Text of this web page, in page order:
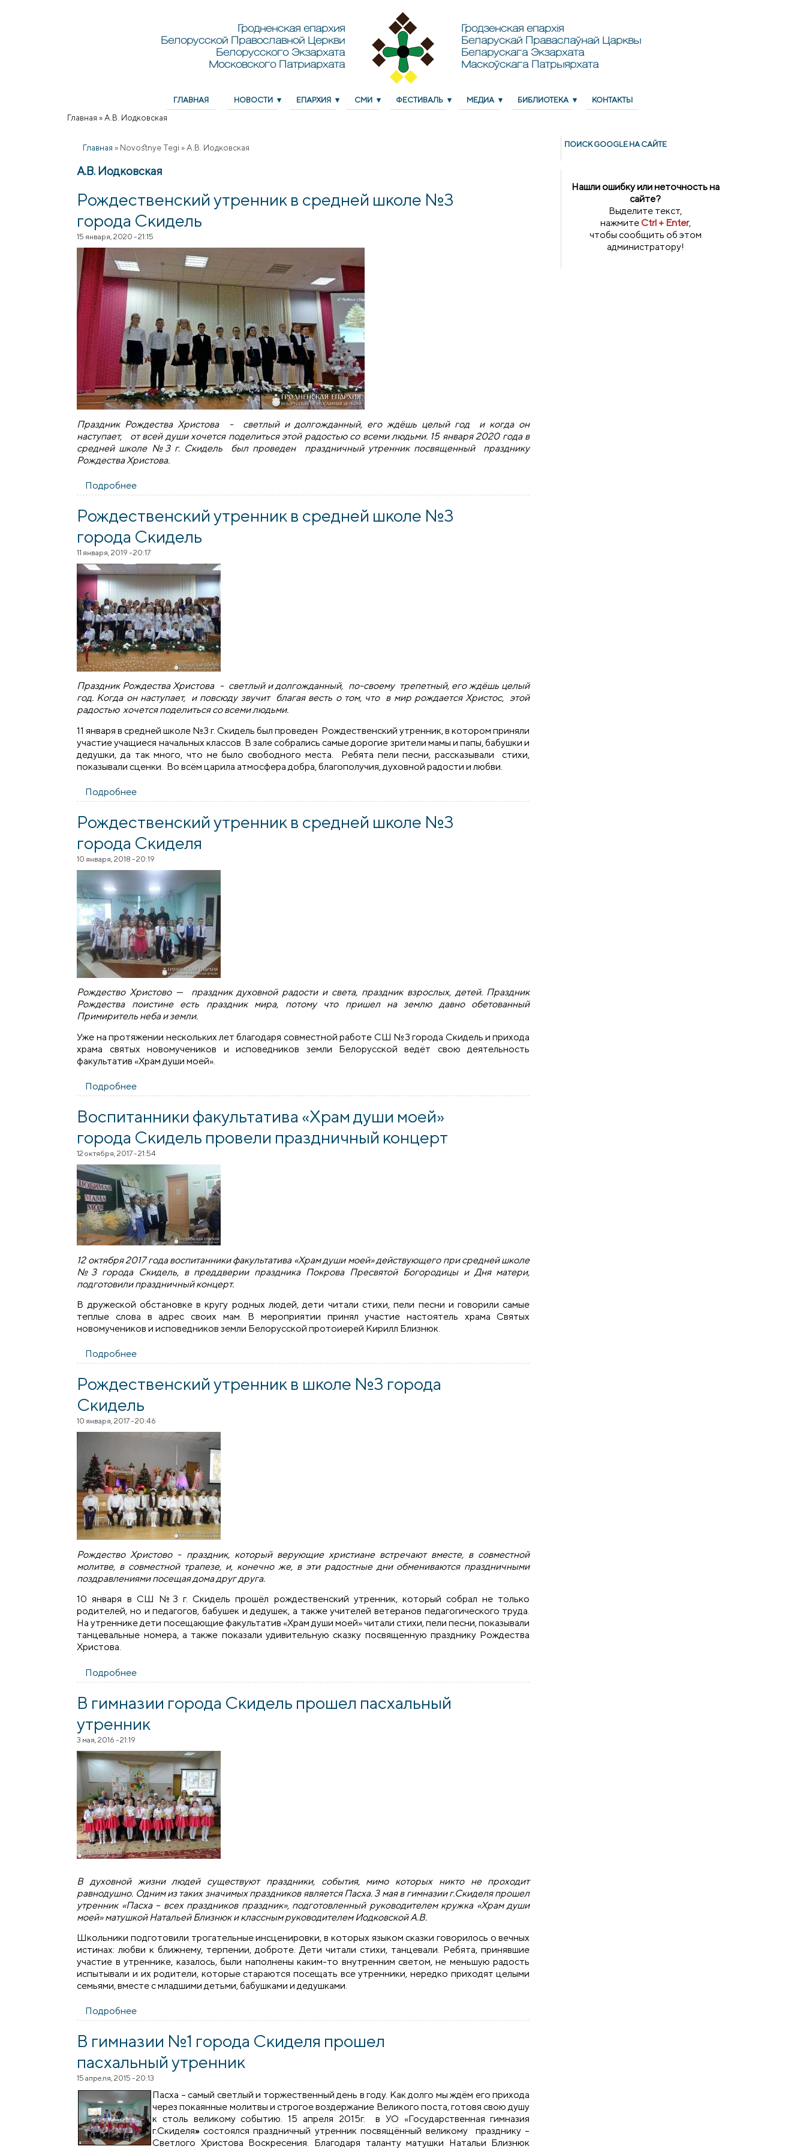
Гродненская епархия
Белорусской Православной Церкви
Белорусского Экзархата
Московского Патриархата
Гродзенская епархія
Беларускай Праваслаўнай Царквы
Беларускага Экзархата
Маскоўскага Патрыярхата
ГЛАВНАЯ НОВОСТИ ЕПАРХИЯ СМИ ФЕСТИВАЛЬ МЕДИА БИБЛИОТЕКА КОНТАКТЫ
Главная » А.В. Иодковская
Главная » Novostnye Tegi » А.В. Иодковская
А.В. Иодковская
Рождественский утренник в средней школе №3
города Скидель
15 января, 2020 - 21:15
Праздник Рождества Христова - светлый и долгожданный, его ждёшь целый год и когда он
наступает, от всей души хочется поделиться этой радостью со всеми людьми. 15 января 2020 года в
средней школе №3 г. Скидель был проведен праздничный утренник посвященный празднику
Рождества Христова.
Подробнее
Рождественский утренник в средней школе №3
города Скидель
11 января, 2019 - 20:17
Праздник Рождества Христова - светлый и долгожданный, по-своему трепетный, его ждёшь целый
год. Когда он наступает, и повсюду звучит благая весть о том, что в мир рождается Христос, этой
радостью хочется поделиться со всеми людьми.
11 января в средней школе №3 г. Скидель был проведен Рождественский утренник, в котором приняли
участие учащиеся начальных классов. В зале собрались самые дорогие зрители мамы и папы, бабушки и
дедушки, да так много, что не было свободного места. Ребята пели песни, рассказывали стихи,
показывали сценки. Во всём царила атмосфера добра, благополучия, духовной радости и любви.
Подробнее
Рождественский утренник в средней школе №3
города Скиделя
10 января, 2018 - 20:19
Рождество Христово — праздник духовной радости и света, праздник взрослых, детей. Праздник
Рождества поистине есть праздник мира, потому что пришел на землю давно обетованный
Примиритель неба и земли.
Уже на протяжении нескольких лет благодаря совместной работе СШ №3 города Скидель и прихода
храма святых новомучеников и исповедников земли Белорусской ведёт свою деятельность
факультатив «Храм души моей».
Подробнее
Воспитанники факультатива «Храм души моей»
города Скидель провели праздничный концерт
12 октября, 2017 - 21:54
12 октября 2017 года воспитанники факультатива «Храм души моей» действующего при средней школе
№3 города Скидель, в преддверии праздника Покрова Пресвятой Богородицы и Дня матери,
подготовили праздничный концерт.
В дружеской обстановке в кругу родных людей, дети читали стихи, пели песни и говорили самые
теплые слова в адрес своих мам. В мероприятии принял участие настоятель храма Святых
новомучеников и исповедников земли Белорусской протоиерей Кирилл Близнюк.
Подробнее
Рождественский утренник в школе №3 города
Скидель
10 января, 2017 - 20:46
Рождество Христово - праздник, который верующие христиане встречают вместе, в совместной
молитве, в совместной трапезе, и, конечно же, в эти радостные дни обмениваются праздничными
поздравлениями посещая дома друг друга.
10 января в СШ №3 г. Скидель прошёл рождественский утренник, который собрал не только
родителей, но и педагогов, бабушек и дедушек, а также учителей ветеранов педагогического труда.
На утреннике дети посещающие факультатив «Храм души моей» читали стихи, пели песни, показывали
танцевальные номера, а также показали удивительную сказку посвященную празднику Рождества
Христова.
Подробнее
В гимназии города Скидель прошел пасхальный
утренник
3 мая, 2016 - 21:19
В духовной жизни людей существуют праздники, события, мимо которых никто не проходит
равнодушно. Одним из таких значимых праздников является Пасха. 3 мая в гимназии г.Скиделя прошел
утренник «Пасха – всех праздников праздник», подготовленный руководителем кружка «Храм души
моей» матушкой Натальей Близнюк и классным руководителем Иодковской А.В.
Школьники подготовили трогательные инсценировки, в которых языком сказки говорилось о вечных
истинах: любви к ближнему, терпении, доброте. Дети читали стихи, танцевали. Ребята, принявшие
участие в утреннике, казалось, были наполнены каким-то внутренним светом, не меньшую радость
испытывали и их родители, которые стараются посещать все утренники, нередко приходят целыми
семьями, вместе с младшими детьми, бабушками и дедушками.
Подробнее
В гимназии №1 города Скиделя прошел
пасхальный утренник
15 апреля, 2015 - 20:13
Пасха – самый светлый и торжественный день в году. Как долго мы ждём его прихода
через покаянные молитвы и строгое воздержание Великого поста, готовя свою душу
к столь великому событию. 15 апреля 2015г. в УО «Государственная гимназия
г.Скиделя»состоялся праздничный утренник посвящённый великому празднику –
Светлого Христова Воскресения. Благодаря таланту матушки Натальи Близнюк
ПОИСК GOОGLE НА САЙТЕ
Нашли ошибку или неточность на
сайте?
Выделите текст,
нажмитеCtrl + Enter,
чтобы сообщить об этом
администратору!